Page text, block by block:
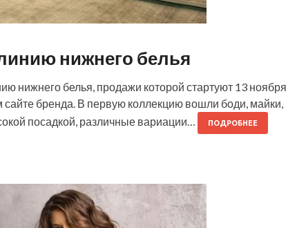
нижнего белья
нижнего белья, продажи которой стартуют 13 ноября
бренда. В первую коллекцию вошли боди, майки,
посадкой, различные вариации…
ПОДРОБНЕЕ